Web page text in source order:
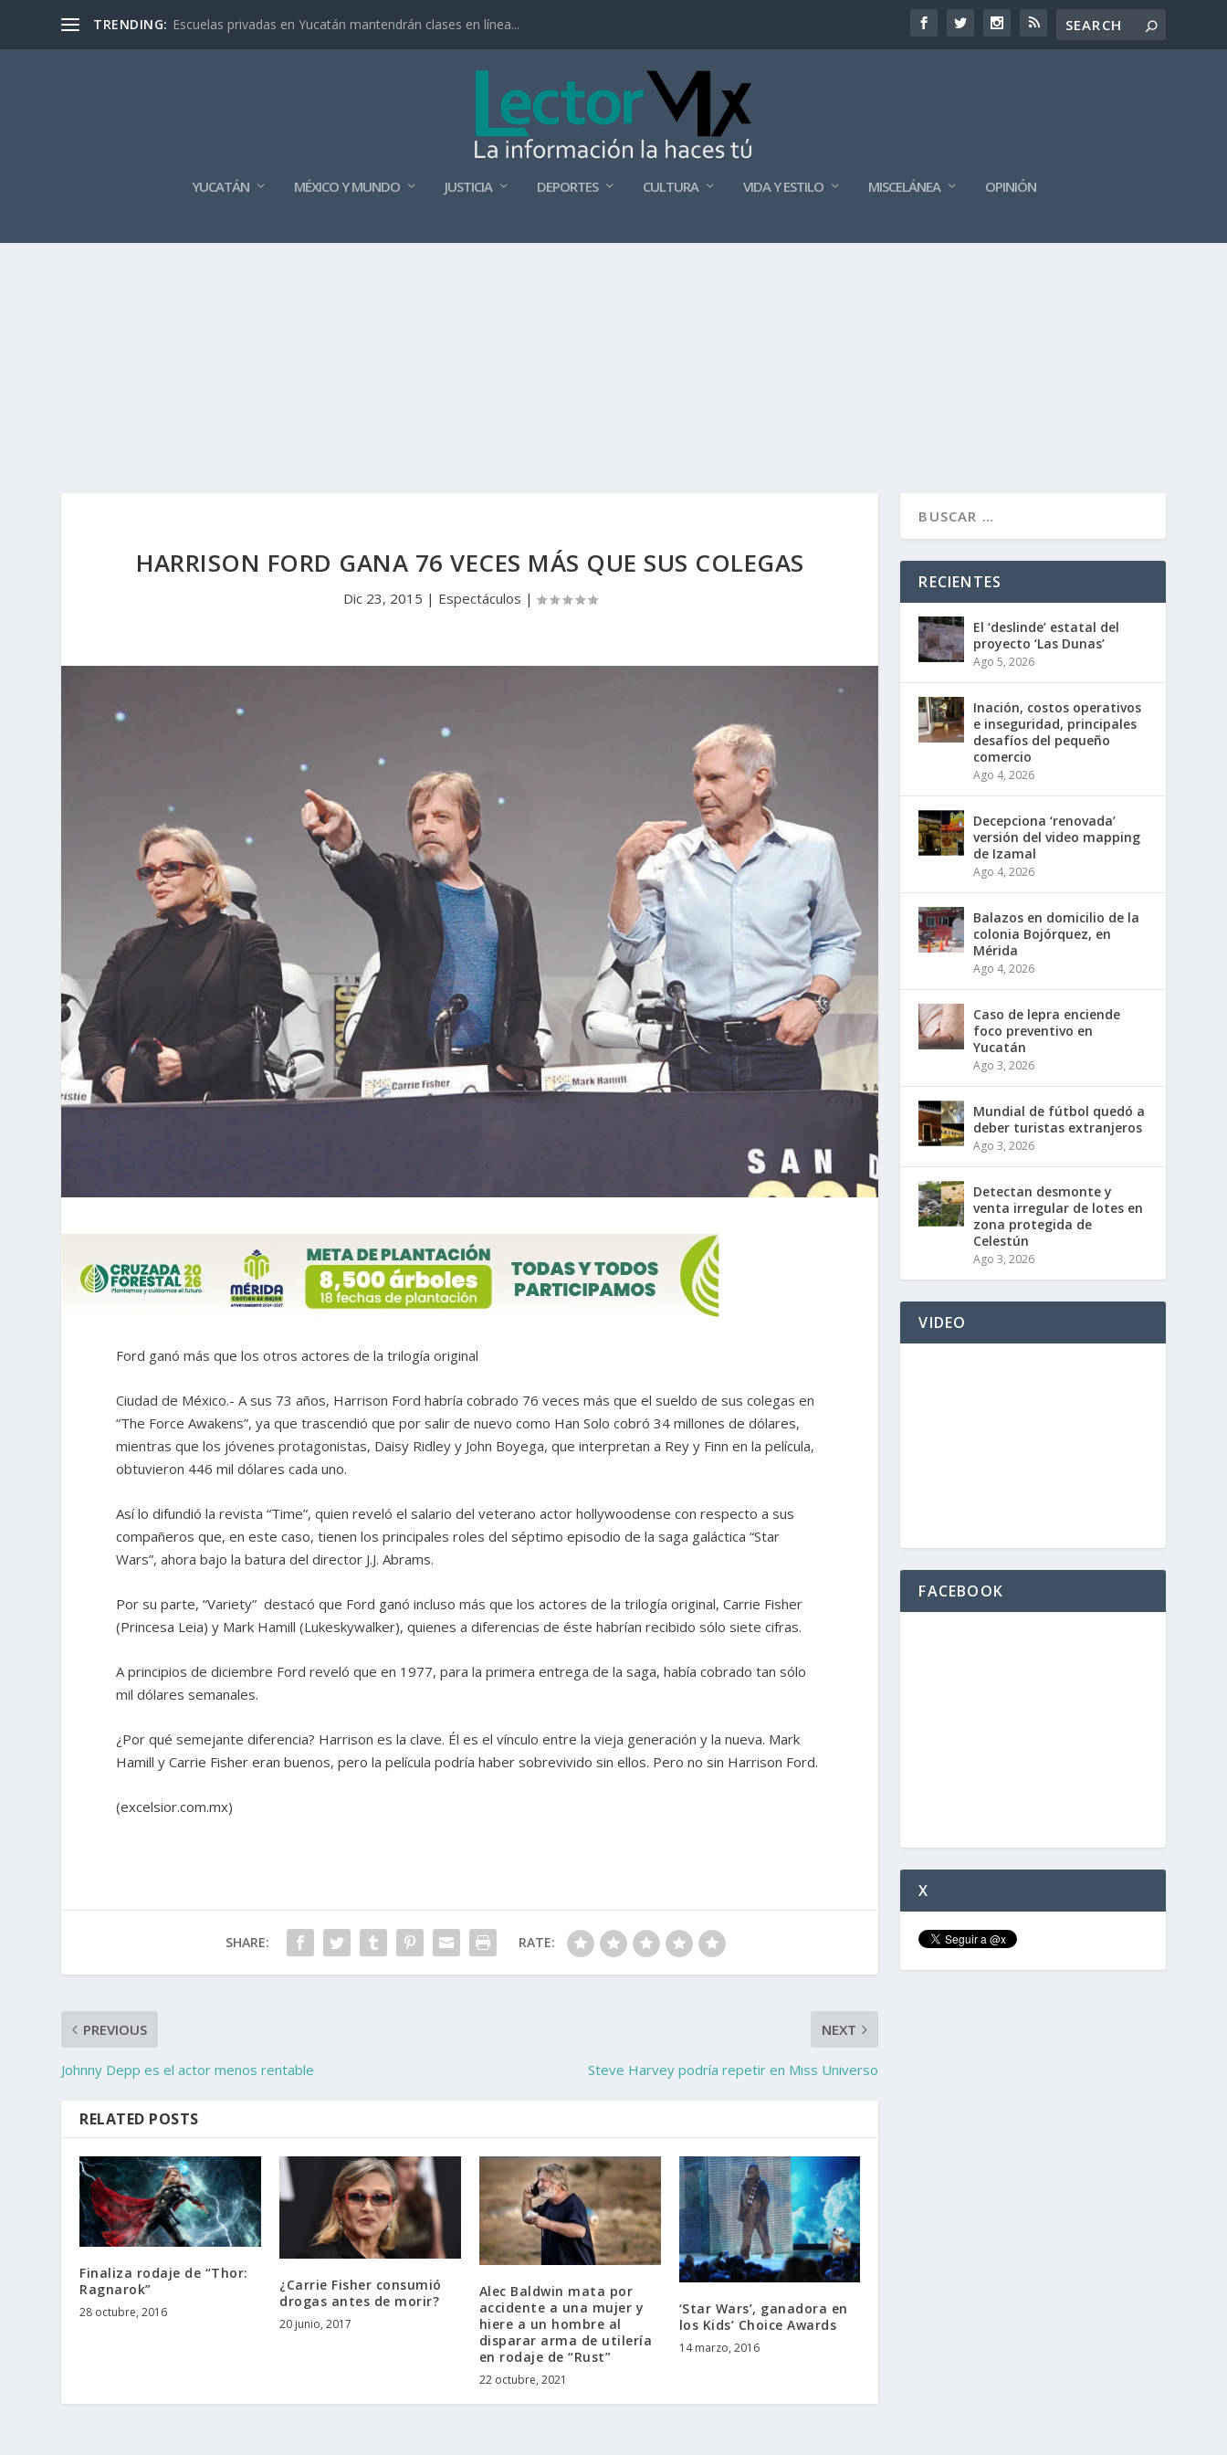
TRENDING: Escuelas privadas en Yucatán mantendrán clases en línea...
YUCATÁN MÉXICO Y MUNDO JUSTICIA DEPORTES CULTURA VIDA Y ESTILO MISCELÁNEA OPINIÓN
HARRISON FORD GANA 76 VECES MÁS QUE SUS COLEGAS
Dic 23, 2015 | Espectáculos |
Ford ganó más que los otros actores de la trilogía original
Ciudad de México.- A sus 73 años, Harrison Ford habría cobrado 76 veces más que el sueldo de sus colegas en
“The Force Awakens”, ya que trascendió que por salir de nuevo como Han Solo cobró 34 millones de dólares,
mientras que los jóvenes protagonistas, Daisy Ridley y John Boyega, que interpretan a Rey y Finn en la película,
obtuvieron 446 mil dólares cada uno.
Así lo difundió la revista “Time”, quien reveló el salario del veterano actor hollywoodense con respecto a sus
compañeros que, en este caso, tienen los principales roles del séptimo episodio de la saga galáctica “Star
Wars”, ahora bajo la batura del director J.J. Abrams.
Por su parte, “Variety” destacó que Ford ganó incluso más que los actores de la trilogía original, Carrie Fisher
(Princesa Leia) y Mark Hamill (Lukeskywalker), quienes a diferencias de éste habrían recibido sólo siete cifras.
A principios de diciembre Ford reveló que en 1977, para la primera entrega de la saga, había cobrado tan sólo
mil dólares semanales.
¿Por qué semejante diferencia? Harrison es la clave. Él es el vínculo entre la vieja generación y la nueva. Mark
Hamill y Carrie Fisher eran buenos, pero la película podría haber sobrevivido sin ellos. Pero no sin Harrison Ford.
(excelsior.com.mx)
SHARE: RATE:
PREVIOUS
Johnny Depp es el actor menos rentable
NEXT
Steve Harvey podría repetir en Miss Universo
RELATED POSTS
Finaliza rodaje de “Thor:
Ragnarok”
28 octubre, 2016
¿Carrie Fisher consumió
drogas antes de morir?
20 junio, 2017
Alec Baldwin mata por
accidente a una mujer y
hiere a un hombre al
disparar arma de utilería
en rodaje de “Rust”
22 octubre, 2021
‘Star Wars’, ganadora en
los Kids’ Choice Awards
14 marzo, 2016
RECIENTES
El ‘deslinde’ estatal del
proyecto ‘Las Dunas’
Ago 5, 2026
Inflación, costos operativos
e inseguridad, principales
desafíos del pequeño
comercio
Ago 4, 2026
Decepciona ‘renovada’
versión del video mapping
de Izamal
Ago 4, 2026
Balazos en domicilio de la
colonia Bojórquez, en
Mérida
Ago 4, 2026
Caso de lepra enciende
foco preventivo en
Yucatán
Ago 3, 2026
Mundial de fútbol quedó a
deber turistas extranjeros
Ago 3, 2026
Detectan desmonte y
venta irregular de lotes en
zona protegida de
Celestún
Ago 3, 2026
VIDEO
FACEBOOK
X